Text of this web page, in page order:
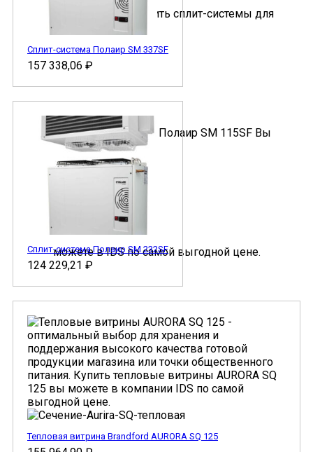
Сплит-система Полаир SM 337SF
157 338,06 ₽
Сплит-система Полаир SM 232SF
124 229,21 ₽
Тепловая витрина Brandford AURORA SQ 125